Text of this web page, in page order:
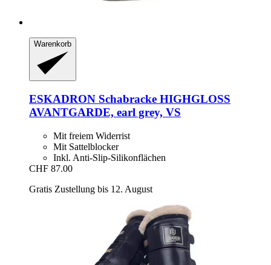
Warenkorb
ESKADRON Schabracke HIGHGLOSS
AVANTGARDE, earl grey, VS
Mit freiem Widerrist
Mit Sattelblocker
Inkl. Anti-Slip-Silikonflächen
CHF 87.00
Gratis Zustellung bis 12. August